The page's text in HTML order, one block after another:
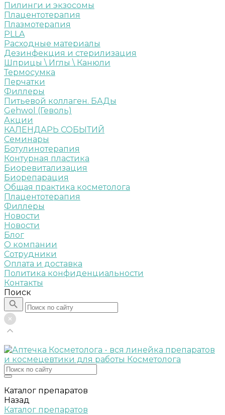
Пилинги и экзосомы
Плацентотерапия
Плазмотерапия
PLLA
Расходные материалы
Дезинфекция и стерилизация
Шприцы \ Иглы \ Канюли
Термосумка
Перчатки
Филлеры
Питьевой коллаген. БАДы
Gehwol (Геволь)
Акции
КАЛЕНДАРЬ СОБЫТИЙ
Семинары
Ботулинотерапия
Контурная пластика
Биоревитализация
Биорепарация
Общая практика косметолога
Плацентотерапия
Филлеры
Новости
Новости
Блог
О компании
Сотрудники
Оплата и доставка
Политика конфиденциальности
Контакты
Поиск
Каталог препаратов
Назад
Каталог препаратов